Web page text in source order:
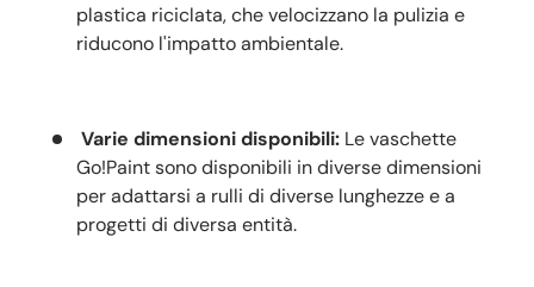
plastica riciclata, che velocizzano la pulizia e
riducono l'impatto ambientale.
Varie dimensioni disponibili: Le vaschette
Go!Paint sono disponibili in diverse dimensioni
per adattarsi a rulli di diverse lunghezze e a
progetti di diversa entità.